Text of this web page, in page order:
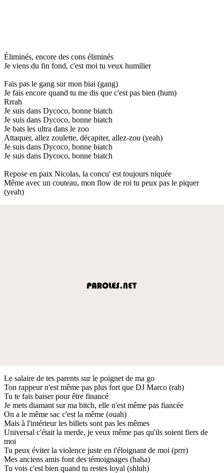
Éliminés, encore des cons éliminés
Je viens du fin fond, c'est moi tu veux humilier
Fais pas le gang sur mon biai (gang)
Je fais encore quand tu me dis que c'est pas bien (hum)
Rrrah
Je suis dans Dycoco, bonne biatch
Je suis dans Dycoco, bonne biatch
Je bats les ultra dans le zoo
Attaquer, allez zoulette, décapiter, allez-zou (yeah)
Je suis dans Dycoco, bonne biatch
Je suis dans Dycoco, bonne biatch
Repose en paix Nicolas, la concu' est toujours niquée
Même avec un couteau, mon flow de roi tu peux pas le piquer
(yeah)
Le salaire de tes parents sur le poignet de ma go
Ton rappeur n'est même pas plus fort que DJ Marco (rah)
Tu te fais baiser pour être financé
Je mets diamant sur ma bitch, elle n'est même pas fiancée
On a le même sac c'est la même (ouah)
Mais à l'intérieur les billets sont pas les mêmes
Universal c'était la merde, je veux même pas qu'ils soient fiers de
moi
Tu peux éviter la violence juste en t'éloignant de moi (prrr)
Mes anciens amis font des témoignages (haha)
Tu vois c'est bien quand tu restes loyal (shluh)